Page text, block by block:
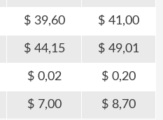
39,60 41,00
44,15 49,01
0,02 0,20
7,00 8,70